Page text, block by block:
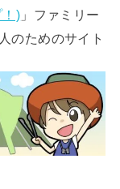
！) 」ファミリー
のためのサイト